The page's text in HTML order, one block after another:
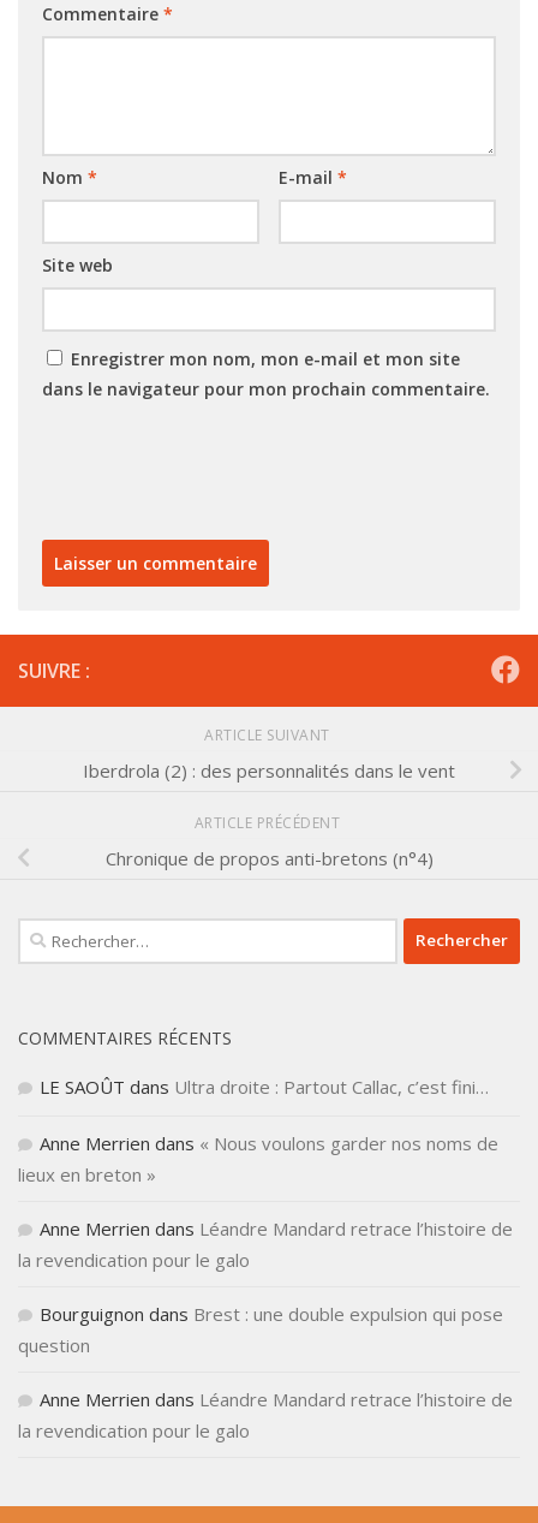
Commentaire *
Nom * E-mail *
Site web
Enregistrer mon nom, mon e-mail et mon site
dans le navigateur pour mon prochain commentaire.
SUIVRE :
ARTICLE SUIVANT
Iberdrola (2) : des personnalités dans le vent
ARTICLE PRÉCÉDENT
Chronique de propos anti-bretons (n°4)
Rechercher :
COMMENTAIRES RÉCENTS
LE SAOÛT dans Ultra droite : Partout Callac, c’est fini…
Anne Merrien dans « Nous voulons garder nos noms de
lieux en breton »
Anne Merrien dans Léandre Mandard retrace l’histoire de
la revendication pour le galo
Bourguignon dans Brest : une double expulsion qui pose
question
Anne Merrien dans Léandre Mandard retrace l’histoire de
la revendication pour le galo